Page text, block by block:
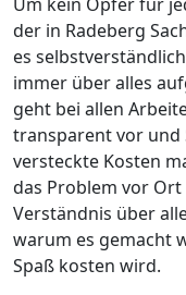
der in Radeberg
es
immer über alles
geht bei allen
transparent vor und
versteckte Kosten
das Problem vor
Verständnis über
warum es gemacht
Spaß kosten wird.